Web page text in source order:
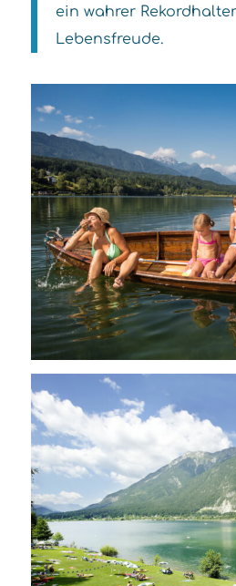
ein wahrer
Lebensfreude.